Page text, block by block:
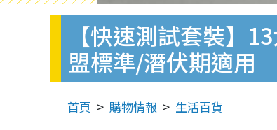
【快速測試套裝】
盟標準/潛伏期適用
首頁 購物情報 生活百貨